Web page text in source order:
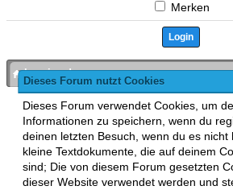
Dieses Forum nutzt Cookies
Dieses Forum verwendet Cookies, um
Informationen zu speichern, wenn du
deinen letzten Besuch, wenn du es nicht
kleine Textdokumente, die auf deinem
sind; Die von diesem Forum gesetzten
dieser Website verwendet werden und
Merken
bronies.de
MyBB , mobile Fassung:
Zur Desktop-Version
This forum usesLukasz Tkacz